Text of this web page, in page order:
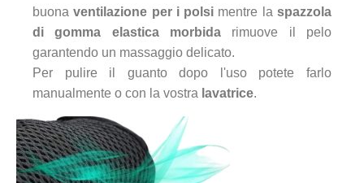
buonaventilazione per i polsi mentre laspazzola
di gomma elastica morbida rimuove il pelo
garantendo un massaggio delicato.
Per pulire il guanto dopo l'uso potete farlo
manualmente o con la vostra lavatrice.